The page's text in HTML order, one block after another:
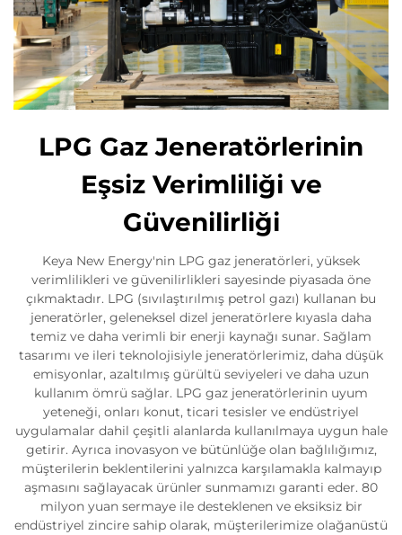
LPG Gaz Jeneratörlerinin
Eşsiz Verimliliği ve
Güvenilirliği
Keya New Energy'nin LPG gaz jeneratörleri, yüksek
verimlilikleri ve güvenilirlikleri sayesinde piyasada öne
çıkmaktadır. LPG (sıvılaştırılmış petrol gazı) kullanan bu
jeneratörler, geleneksel dizel jeneratörlere kıyasla daha
temiz ve daha verimli bir enerji kaynağı sunar. Sağlam
tasarımı ve ileri teknolojisiyle jeneratörlerimiz, daha düşük
emisyonlar, azaltılmış gürültü seviyeleri ve daha uzun
kullanım ömrü sağlar. LPG gaz jeneratörlerinin uyum
yeteneği, onları konut, ticari tesisler ve endüstriyel
uygulamalar dahil çeşitli alanlarda kullanılmaya uygun hale
getirir. Ayrıca inovasyon ve bütünlüğe olan bağlılığımız,
müşterilerin beklentilerini yalnızca karşılamakla kalmayıp
aşmasını sağlayacak ürünler sunmamızı garanti eder. 80
milyon yuan sermaye ile desteklenen ve eksiksiz bir
endüstriyel zincire sahip olarak, müşterilerimize olağanüstü